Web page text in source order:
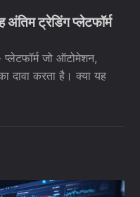
ट्रेडिंग प्लेटफॉर्म
जो ऑटोमेशन,
दावा करता है। क्या यह